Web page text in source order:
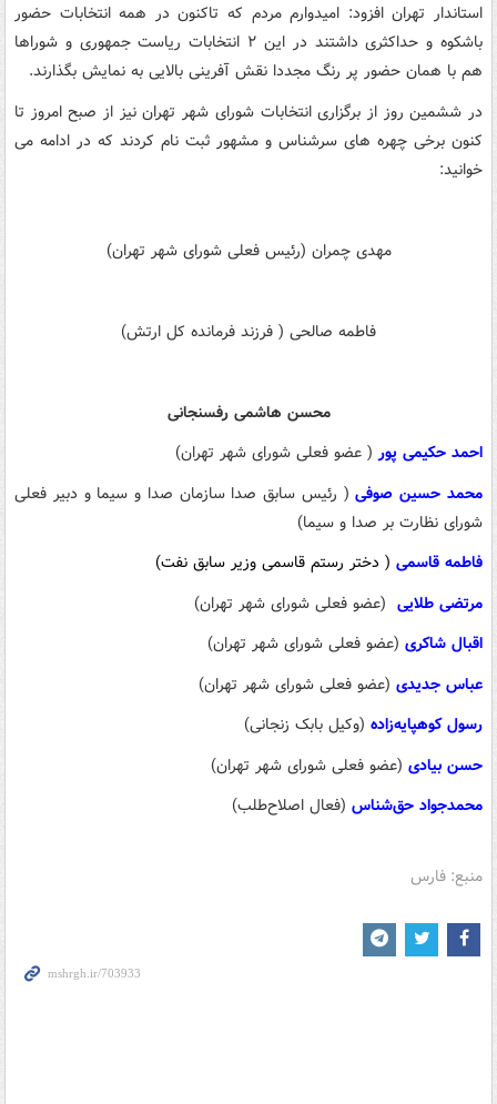
استاندار تهران افزود: امیدوارم مردم که تاکنون در همه انتخابات حضور
باشکوه و حداکثری داشتند در این ٢ انتخابات ریاست جمهوری و شوراها
هم با همان حضور پر رنگ مجددا نقش آفرینی بالایی به نمایش بگذارند.
در ششمین روز از برگزاری انتخابات شورای شهر تهران نیز از صبح امروز تا
کنون برخی چهره های سرشناس و مشهور ثبت نام کردند که در ادامه می
خوانید:
مهدی چمران (رئیس فعلی شورای شهر تهران)
فاطمه صالحی ( فرزند فرمانده کل ارتش)
محسن هاشمی رفسنجانی
احمد حکیمی پور( عضو فعلی شورای شهر تهران)
محمد حسین صوفی( رئیس سابق صدا سازمان صدا و سیما و دبیر فعلی
شورای نظارت بر صدا و سیما)
فاطمه قاسمی ( دختر رستم قاسمی وزیر سابق نفت)
مرتضی طلایی (عضو فعلی شورای شهر تهران)
اقبال شاکری (عضو فعلی شورای شهر تهران)
عباس جدیدی (عضو فعلی شورای شهر تهران)
رسول کوهپایه‌زاده (وکیل بابک زنجانی)
حسن بیادی (عضو فعلی شورای شهر تهران)
محمدجواد حق‌شناس (فعال اصلاح‌طلب)
منبع: فارس